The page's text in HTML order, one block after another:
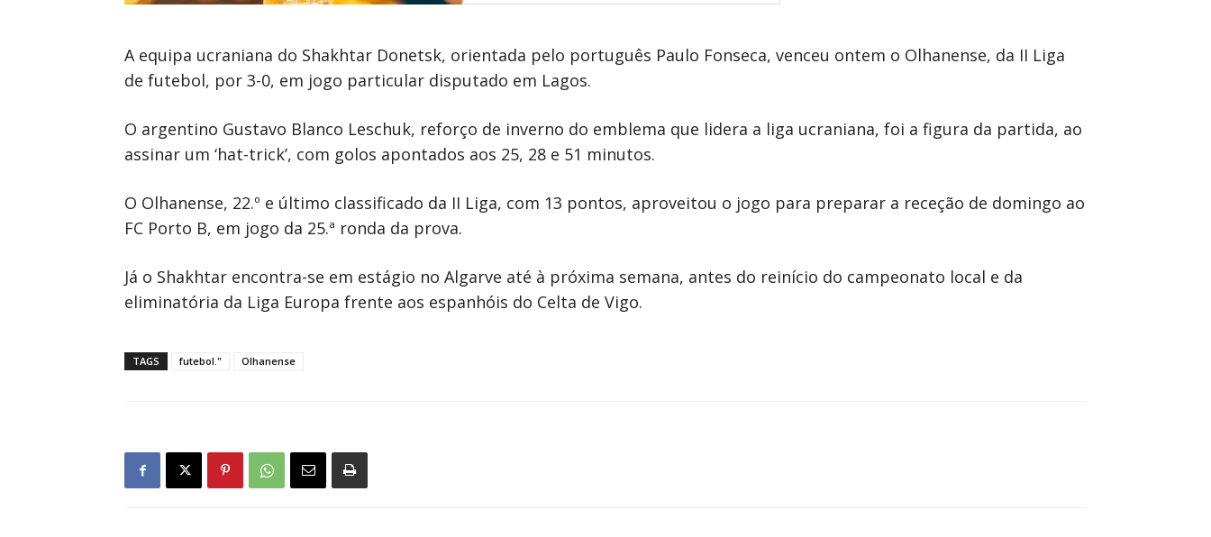
A equipa ucraniana do Shakhtar Donetsk, orientada pelo português Paulo Fonseca, venceu ontem o Olhanense, da II Liga
de futebol, por 3-0, em jogo particular disputado em Lagos.
O argentino Gustavo Blanco Leschuk, reforço de inverno do emblema que lidera a liga ucraniana, foi a figura da partida, ao
assinar um ‘hat-trick’, com golos apontados aos 25, 28 e 51 minutos.
O Olhanense, 22.º e último classificado da II Liga, com 13 pontos, aproveitou o jogo para preparar a receção de domingo ao
FC Porto B, em jogo da 25.ª ronda da prova.
Já o Shakhtar encontra-se em estágio no Algarve até à próxima semana, antes do reinício do campeonato local e da
eliminatória da Liga Europa frente aos espanhóis do Celta de Vigo.
TAGS futebol." Olhanense